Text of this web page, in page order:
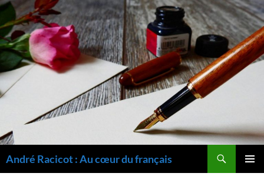
André Racicot : Au cœur du français